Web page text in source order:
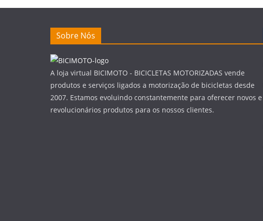
Sobre Nós
A loja virtual BICIMOTO - BICICLETAS MOTORIZADAS vende
produtos e serviços ligados a motorização de bicicletas desde
2007. Estamos evoluindo constantemente para oferecer novos e
revolucionários produtos para os nossos clientes.